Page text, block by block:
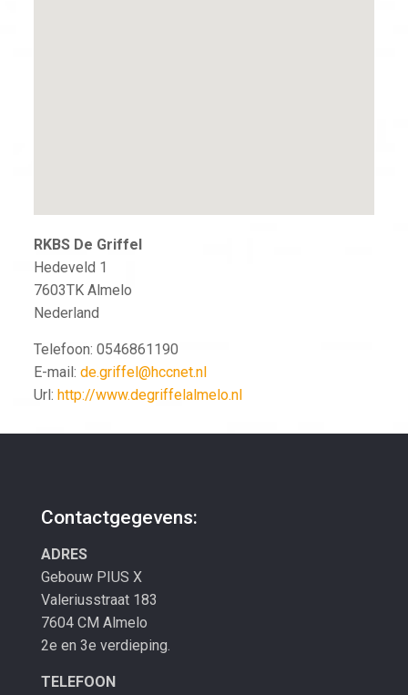
RKBS De Griffel
Hedeveld 1
7603TK Almelo
Nederland
Telefoon: 0546861190
E-mail: de.griffel@hccnet.nl
Url: http://www.degriffelalmelo.nl
Contactgegevens:
ADRES
Gebouw PIUS X
Valeriusstraat 183
7604 CM Almelo
2e en 3e verdieping.
TELEFOON